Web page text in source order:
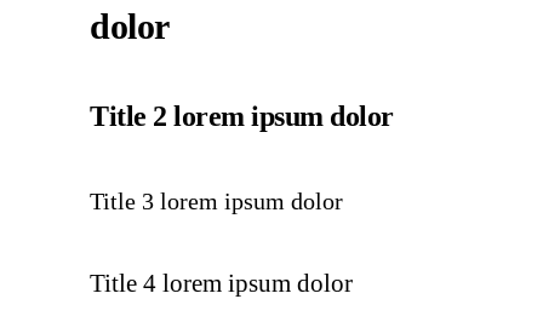
dolor
Title 2 lorem ipsum dolor
Title 3 lorem ipsum dolor
Title 4 lorem ipsum dolor